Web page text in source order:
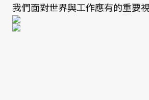
我們面對世界與工作應有的重要